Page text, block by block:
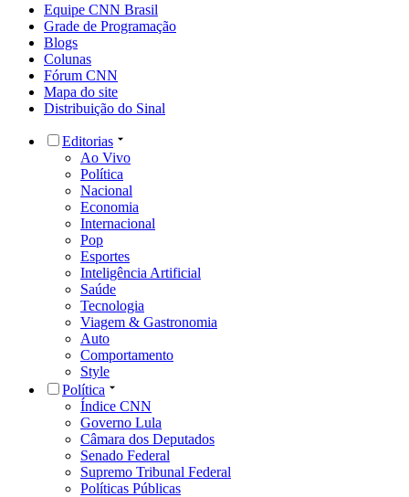
Equipe CNN Brasil
Grade de Programação
Blogs
Colunas
Fórum CNN
Mapa do site
Distribuição do Sinal
Editorias
Ao Vivo
Política
Nacional
Economia
Internacional
Pop
Esportes
Inteligência Artificial
Saúde
Tecnologia
Viagem & Gastronomia
Auto
Comportamento
Style
Política
Índice CNN
Governo Lula
Câmara dos Deputados
Senado Federal
Supremo Tribunal Federal
Políticas Públicas